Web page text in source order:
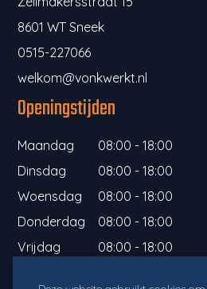
8601 WT Sneek
0515-227066
welkom@vonkwerkt.nl
Openingstijden
Maandag
08:00 - 18:00
Dinsdag
08:00 - 18:00
Woensdag
08:00 - 18:00
Donderdag
08:00 - 18:00
Vrijdag
08:00 - 18:00
Informatie